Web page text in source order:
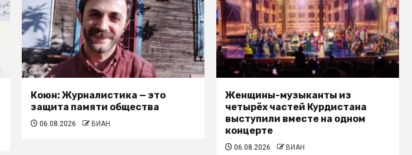
Коюн: Журналистика — это
защита памяти общества
06.08.2026 ВИАН
Женщины-музыканты из
четырёх частей Курдистана
выступили вместе на одном
концерте
06.08.2026 ВИАН